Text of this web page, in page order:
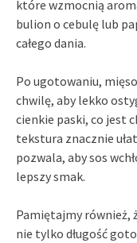
które wzmocnią
bulion o cebulę lub
całego dania.
Po ugotowaniu,
chwilę, aby lekko
cienkie paski, co jest
tekstura znacznie
pozwala, aby sos
lepszy smak.
Pamiętajmy również,
nie tylko długość